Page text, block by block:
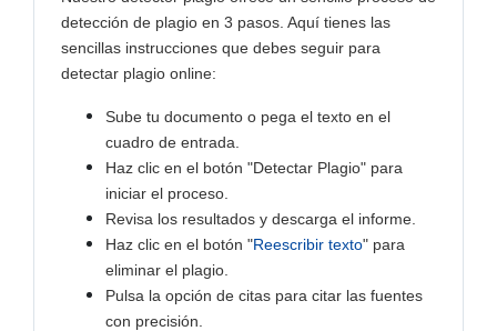
detección de plagio en 3 pasos. Aquí tienes las
sencillas instrucciones que debes seguir para
detectar plagio online:
Sube tu documento o pega el texto en el
cuadro de entrada.
Haz clic en el botón "Detectar Plagio" para
iniciar el proceso.
Revisa los resultados y descarga el informe.
Haz clic en el botón "Reescribir texto" para
eliminar el plagio.
Pulsa la opción de citas para citar las fuentes
con precisión.